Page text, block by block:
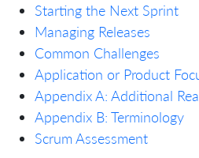
Starting the Next Sprint
Managing Releases
Common Challenges
Application or Product
Appendix A: Additional
Appendix B: Terminology
Scrum Assessment